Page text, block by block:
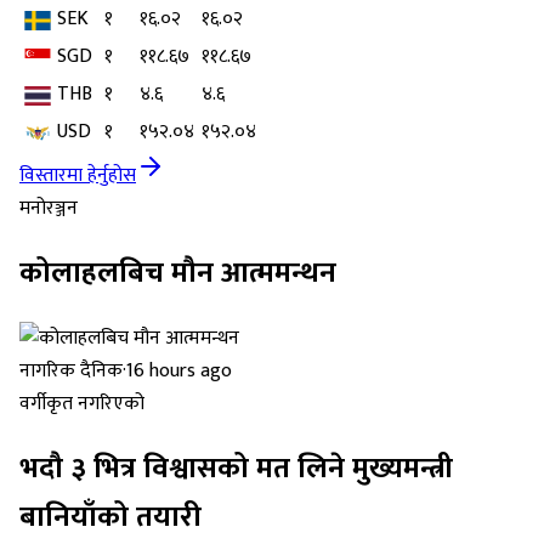
SEK १ १६.०२
१६.०२
SGD १ ११८.६७ ११८.६७
THB १ ४.६
४.६
USD १ १५२.०४ १५२.०४
विस्तारमा हेर्नुहोस
मनोरञ्जन
कोलाहलबिच मौन आत्ममन्थन
नागरिक दैनिक·16 hours ago
वर्गीकृत नगरिएको
भदौ ३ भित्र विश्वासको मत लिने मुख्यमन्त्री
बानियाँको तयारी